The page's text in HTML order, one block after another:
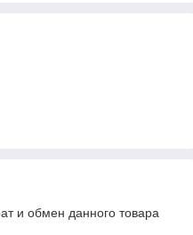
и обмен данного товара